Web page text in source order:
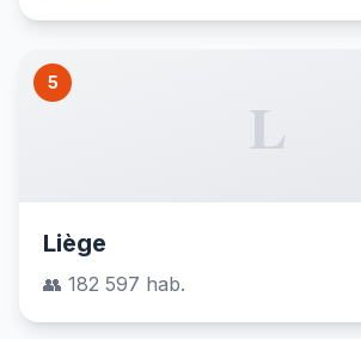
5
L
Liège
👥 182 597 hab.